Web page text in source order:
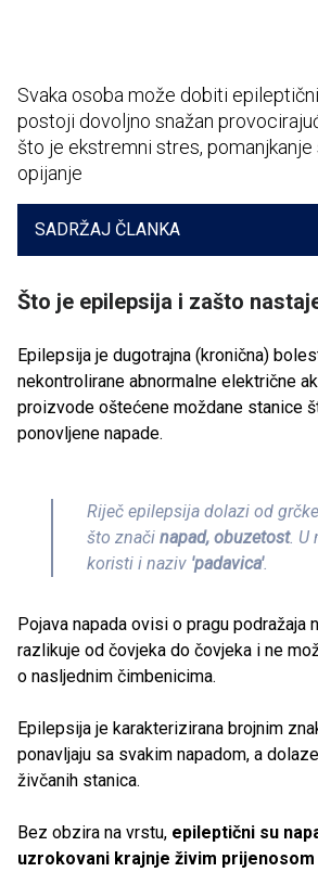
Svaka osoba može dobiti
postoji dovoljno snažan
što je ekstremni stres, pomanjkanje
opijanje
SADRŽAJ ČLANKA
Što je epilepsija i zašto
Epilepsija je dugotrajna (kronična)
nekontrolirane abnormalne električne
proizvode oštećene moždane stanice
ponovljene napade.
Riječ epilepsija dolazi od
što znači napad, obuzetost. U
koristi i naziv 'padavica'.
Pojava napada ovisi o pragu podražaja
razlikuje od čovjeka do čovjeka i ne
o nasljednim čimbenicima.
Epilepsija je karakterizirana brojnim
ponavljaju sa svakim napadom, a
živčanih stanica.
Bez obzira na vrstu, epileptični su
uzrokovani krajnje živim prijenosom